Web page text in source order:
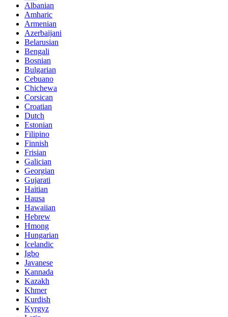
Albanian
Amharic
Armenian
Azerbaijani
Belarusian
Bengali
Bosnian
Bulgarian
Cebuano
Chichewa
Corsican
Croatian
Dutch
Estonian
Filipino
Finnish
Frisian
Galician
Georgian
Gujarati
Haitian
Hausa
Hawaiian
Hebrew
Hmong
Hungarian
Icelandic
Igbo
Javanese
Kannada
Kazakh
Khmer
Kurdish
Kyrgyz